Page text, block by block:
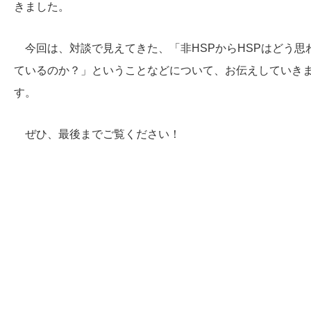
きました。
今回は、対談で見えてきた、「非HSPからHSPはどう思
ているのか？」ということなどについて、お伝えしていき
す。
ぜひ、最後までご覧ください！